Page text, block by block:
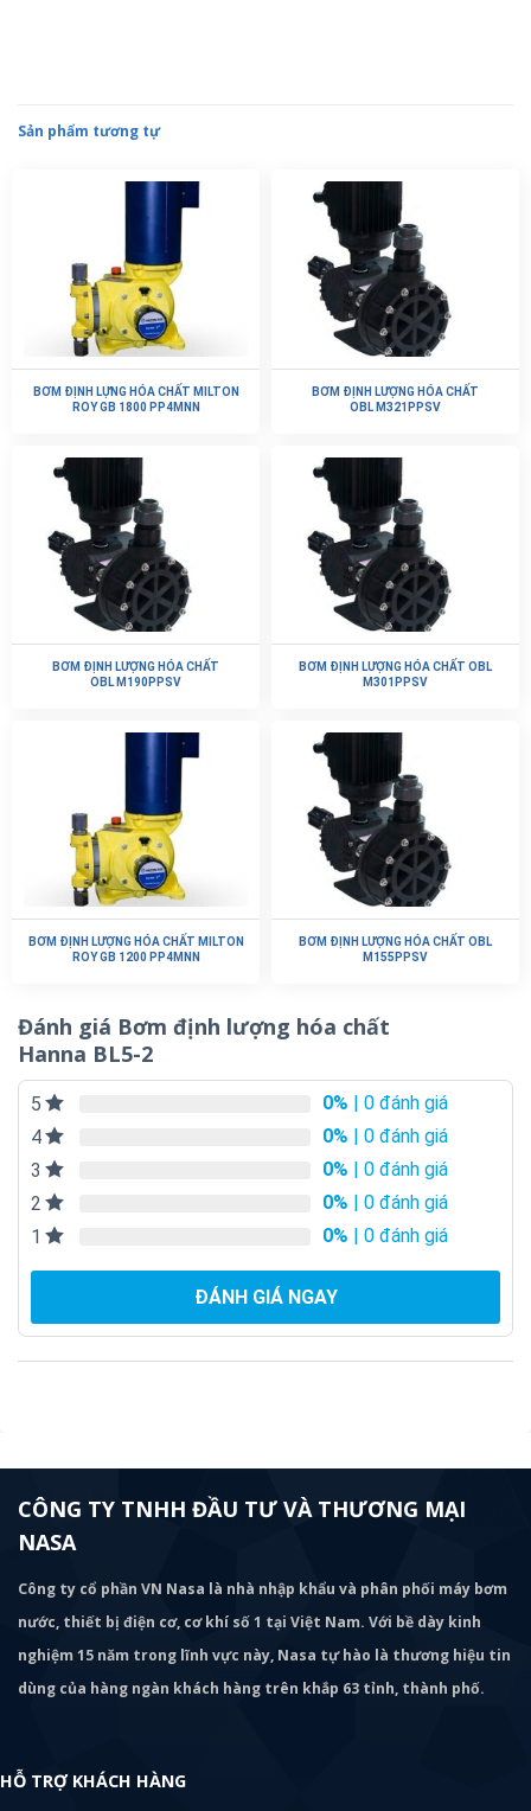
Sản phẩm tương tự
BƠM ĐỊNH LỰNG HÓA CHẤT MILTON
ROY GB 1800 PP4MNN
BƠM ĐỊNH LƯỢNG HÓA CHẤT
OBL M321PPSV
BƠM ĐỊNH LƯỢNG HÓA CHẤT
OBL M190PPSV
BƠM ĐỊNH LƯỢNG HÓA CHẤT OBL
M301PPSV
BƠM ĐỊNH LƯỢNG HÓA CHẤT MILTON
ROY GB 1200 PP4MNN
BƠM ĐỊNH LƯỢNG HÓA CHẤT OBL
M155PPSV
Đánh giá Bơm định lượng hóa chất
Hanna BL5-2
5 0% | 0 đánh giá
4
0% | 0 đánh giá
3
0% | 0 đánh giá
2
0% | 0 đánh giá
1
0% | 0 đánh giá
ĐÁNH GIÁ NGAY
CÔNG TY TNHH ĐẦU TƯ VÀ THƯƠNG MẠI
NASA
Công ty cổ phần VN Nasa là nhà nhập khẩu và phân phối máy bơm
nước, thiết bị điện cơ, cơ khí số 1 tại Việt Nam. Với bề dày kinh
nghiệm 15 năm trong lĩnh vực này, Nasa tự hào là thương hiệu tin
dùng của hàng ngàn khách hàng trên khắp 63 tỉnh, thành phố.
HỖ TRỢ KHÁCH HÀNG